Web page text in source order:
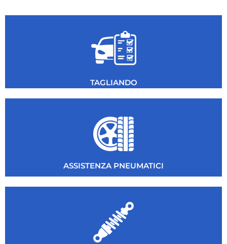
TAGLIANDO
ASSISTENZA PNEUMATICI